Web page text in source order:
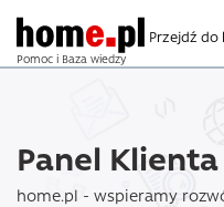
Pomoc i Baza wiedzy
Przejdź do
Panel Klienta
home.pl - wspieramy